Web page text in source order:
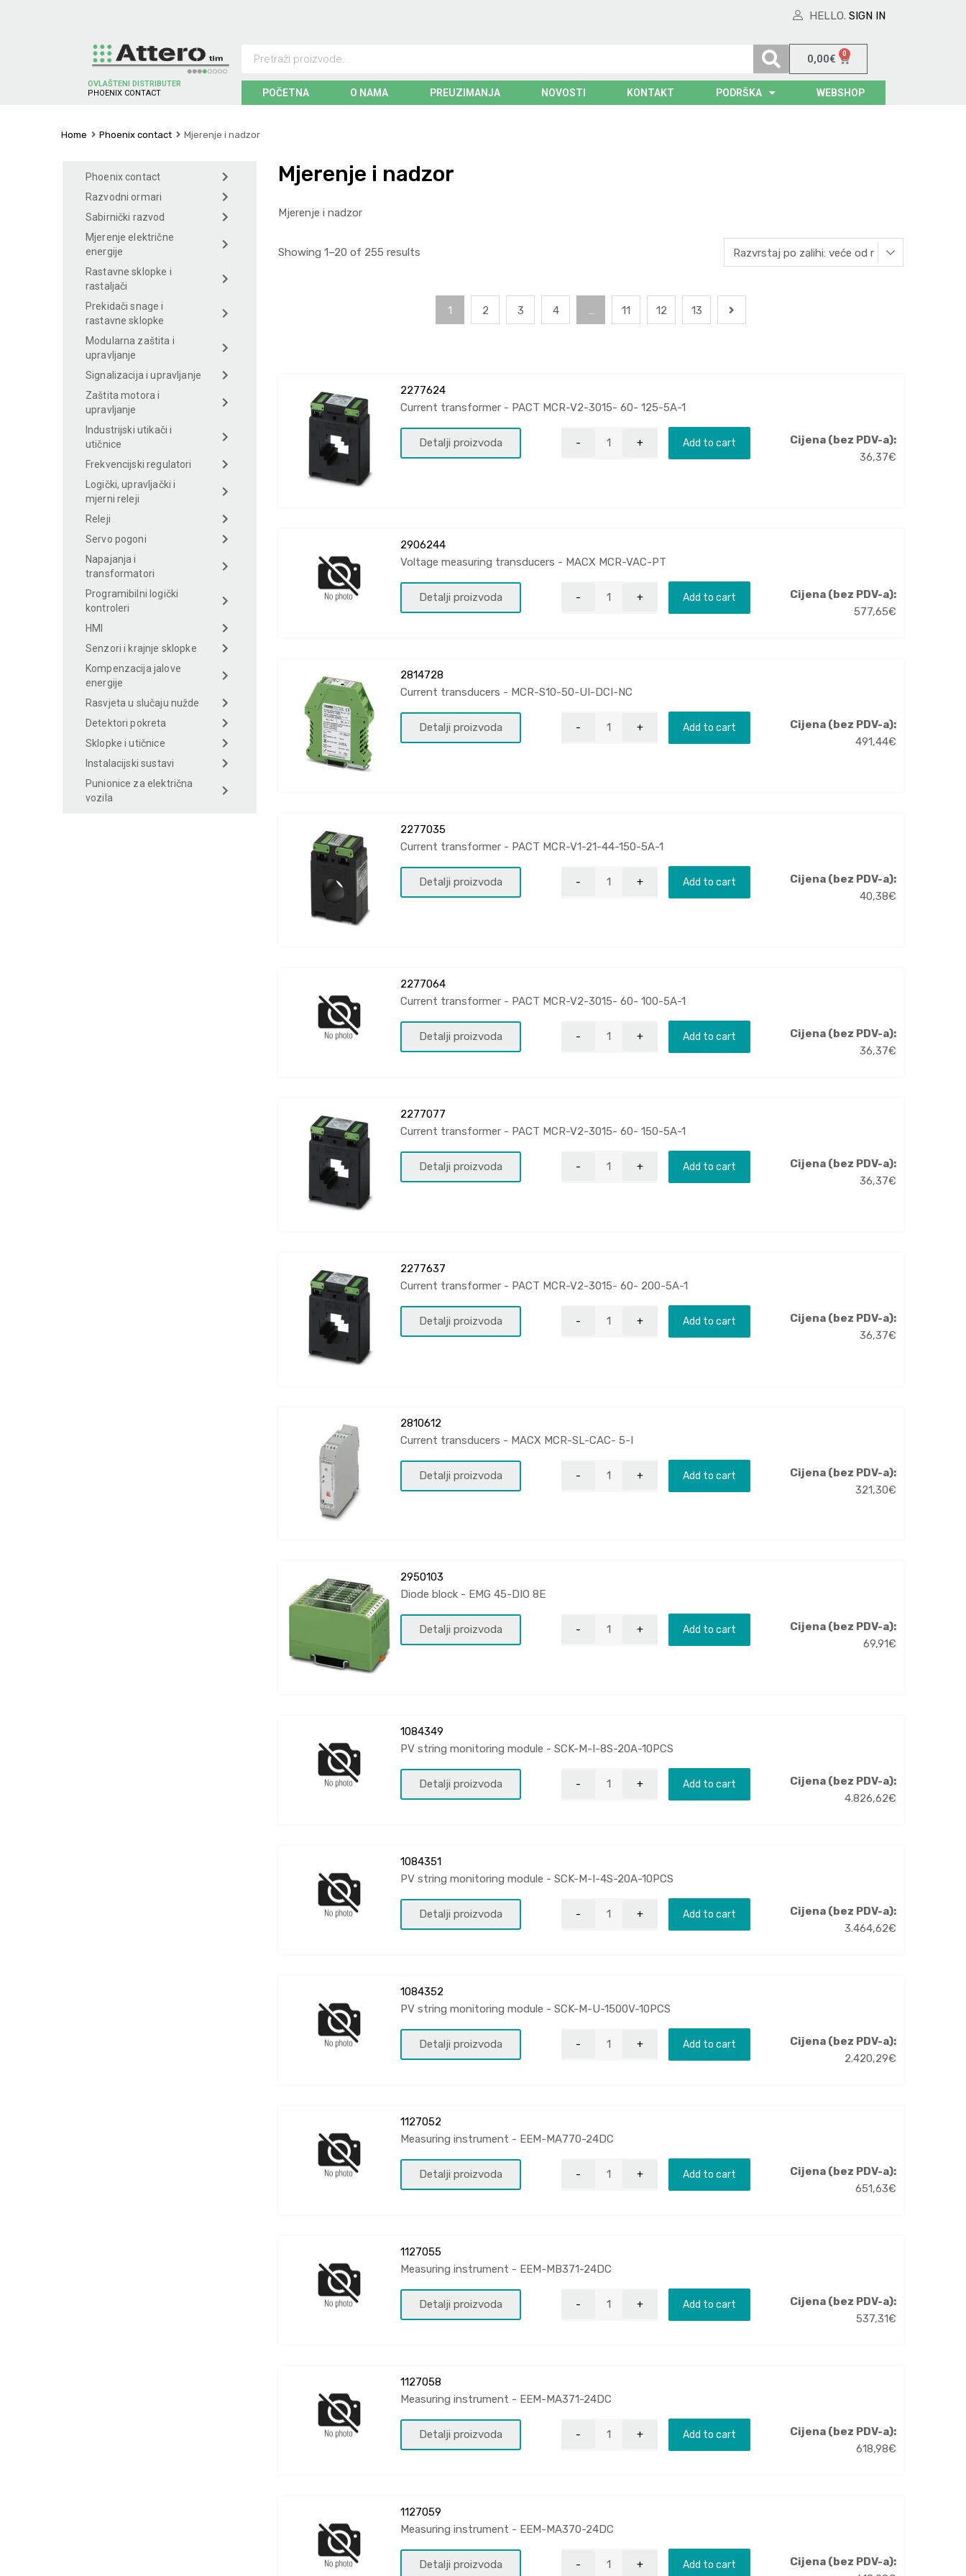
HELLO. SIGN IN
OVLAŠTENI DISTRIBUTER
SCHN
O EN X CO NTACT
0,00€ 0
POČETNA O NAMA PREUZIMANJA NOVOSTI KONTAKT PODRŠKA WEBSHOP
Home Phoenix contact Mjerenje i nadzor
Mjerenje i nadzor
Mjerenje i nadzor
Showing 1–20 of 255 results
1 2 3 4 11 12 13
2277624
Current transformer - PACT MCR-V2-3015- 60- 125-5A-1
Detalji proizvoda Add to cart
Cijena (bez PDV-a):
36,37€
2906244
Voltage measuring transducers - MACX MCR-VAC-PT
Detalji proizvoda Add to cart
Cijena (bez PDV-a):
577,65€
2814728
Current transducers - MCR-S10-50-UI-DCI-NC
Detalji proizvoda Add to cart
Cijena (bez PDV-a):
491,44€
2277035
Current transformer - PACT MCR-V1-21-44-150-5A-1
Detalji proizvoda Add to cart
Cijena (bez PDV-a):
40,38€
2277064
Current transformer - PACT MCR-V2-3015- 60- 100-5A-1
Detalji proizvoda Add to cart
Cijena (bez PDV-a):
36,37€
2277077
Current transformer - PACT MCR-V2-3015- 60- 150-5A-1
Detalji proizvoda Add to cart
Cijena (bez PDV-a):
36,37€
2277637
Current transformer - PACT MCR-V2-3015- 60- 200-5A-1
Detalji proizvoda Add to cart
Cijena (bez PDV-a):
36,37€
2810612
Current transducers - MACX MCR-SL-CAC- 5-I
Detalji proizvoda Add to cart
Cijena (bez PDV-a):
321,30€
2950103
Diode block - EMG 45-DIO 8E
Detalji proizvoda Add to cart
Cijena (bez PDV-a):
69,91€
1084349
PV string monitoring module - SCK-M-I-8S-20A-10PCS
Detalji proizvoda Add to cart
Cijena (bez PDV-a):
4.826,62€
1084351
PV string monitoring module - SCK-M-I-4S-20A-10PCS
Detalji proizvoda Add to cart
Cijena (bez PDV-a):
3.464,62€
1084352
PV string monitoring module - SCK-M-U-1500V-10PCS
Detalji proizvoda Add to cart
Cijena (bez PDV-a):
2.420,29€
1127052
Measuring instrument - EEM-MA770-24DC
Detalji proizvoda Add to cart
Cijena (bez PDV-a):
651,63€
1127055
Measuring instrument - EEM-MB371-24DC
Detalji proizvoda Add to cart
Cijena (bez PDV-a):
537,31€
1127058
Measuring instrument - EEM-MA371-24DC
Detalji proizvoda Add to cart
Cijena (bez PDV-a):
618,98€
1127059
Measuring instrument - EEM-MA370-24DC
Detalji proizvoda Add to cart
Cijena (bez PDV-a):
Phoenix contact
Razvodni ormari
Sabirnički razvod
Mjerenje električne
energije
Rastavne sklopke i
rastaljači
Prekidači snage i
rastavne sklopke
Modularna zaštita i
upravljanje
Signalizacija i upravljanje
Zaštita motora i
upravljanje
Industrijski utikači i
utičnice
Frekvencijski regulatori
Logički, upravljački i
mjerni releji
Releji
Servo pogoni
Napajanja i
transformatori
Programibilni logički
kontroleri
HMI
Senzori i krajnje sklopke
Kompenzacija jalove
energije
Rasvjeta u slučaju nužde
Detektori pokreta
Sklopke i utičnice
Instalacijski sustavi
Punionice za električna
vozila